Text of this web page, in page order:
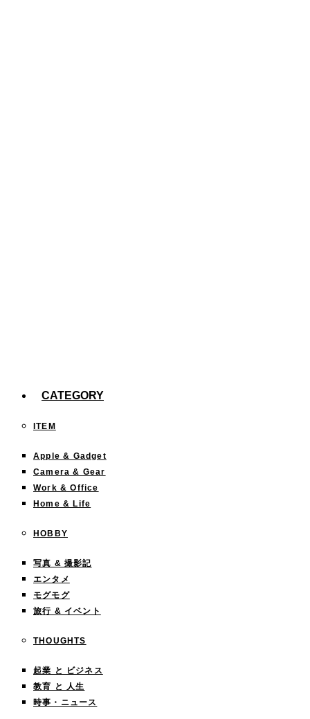
CATEGORY
ITEM
Apple & Gadget
Camera & Gear
Work & Office
Home & Life
HOBBY
写真 & 撮影記
エンタメ
モグモグ
旅行 & イベント
THOUGHTS
起業 と ビジネス
教育 と 人生
時事・ニュース